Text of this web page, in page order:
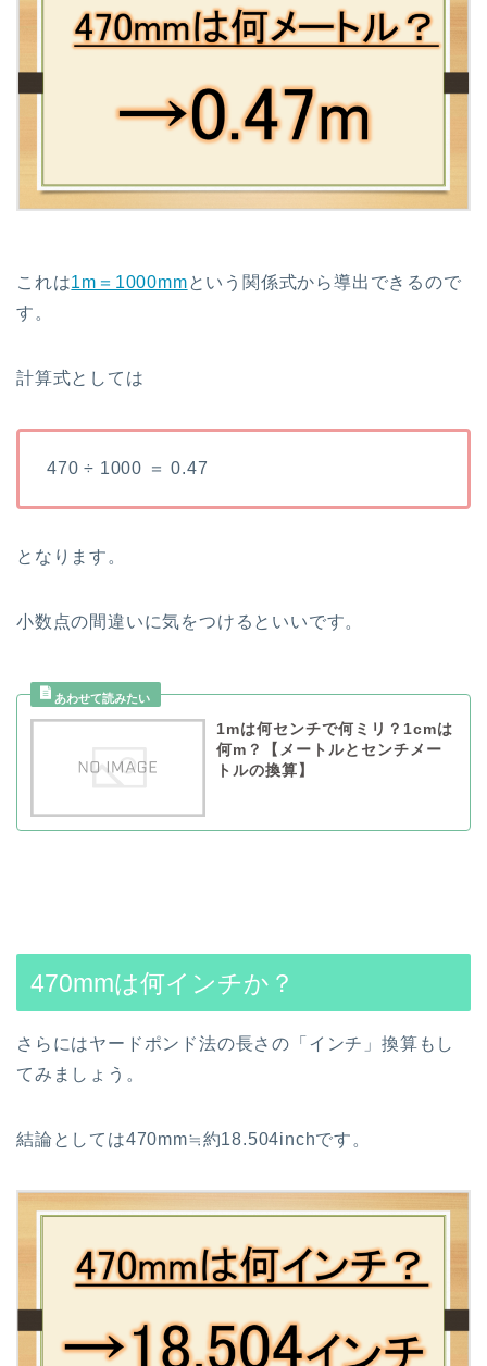
これは1m＝1000mmという関係式から導出できるので
す。
計算式としては
470 ÷ 1000 ＝ 0.47
となります。
小数点の間違いに気をつけるといいです。
1mは何センチで何ミリ？1cmは
何m？【メートルとセンチメー
トルの換算】
470mmは何インチか？
さらにはヤードポンド法の長さの「インチ」換算もし
てみましょう。
結論としては470mm≒約18.504inchです。